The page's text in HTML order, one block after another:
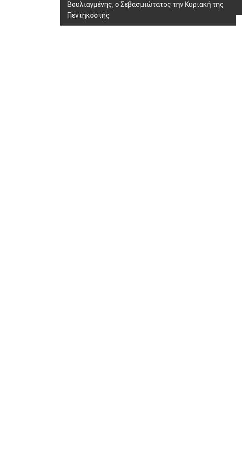
navigation
Βουλιαγμένης, ο Σεβασμιώτατος την Κυριακή της
Πεντηκοστής